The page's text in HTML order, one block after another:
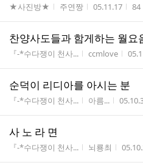
게시판명
★사진방★ 작성자
주연짱 작성시간
05.11.17 조
84
찬양사도들과 함게하는 월
게시판명
『-*수다쟁이 천사... 작성자
ccmlove 작
순덕이 리디아를 아시는 분
게시판명
『-*수다쟁이 천사... 작성자
아름... 작성시
사 노 라 면
게시판명
『-*수다쟁이 천사... 작성자
뇌룡최 작성